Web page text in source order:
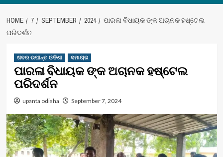
HOME 7 SEPTEMBER 2024
ପାରଳା ବିଧାୟକ ଙ୍କ ଅଚାନକ ହଷ୍ଟେଲ
ପରିଦର୍ଶନ
ଖବର ଉପାନ୍ତ ଓଡିଶା ସମାଚାର
ପାରଳା ବିଧାୟକ ଙ୍କ ଅଚାନକ ହଷ୍ଟେଲ
ପରିଦର୍ଶନ
upanta odisha September 7, 2024